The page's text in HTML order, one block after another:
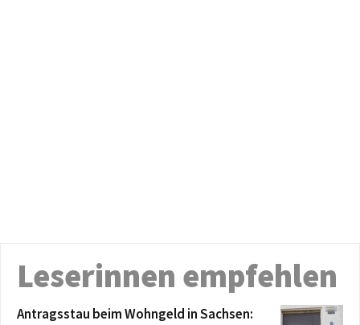
Leserinnen empfehlen
Antragsstau beim Wohngeld in Sachsen: